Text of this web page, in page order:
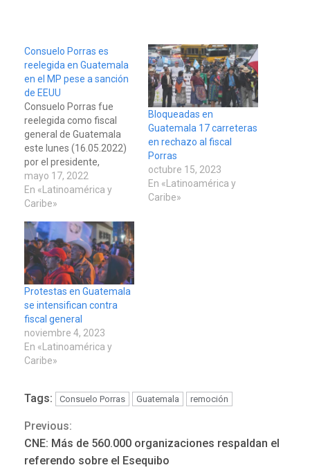
Consuelo Porras es
reelegida en Guatemala
en el MP pese a sanción
de EEUU
Consuelo Porras fue
reelegida como fiscal
general de Guatemala
este lunes (16.05.2022)
por el presidente,
Alejandro Giammattei,
para otros cuatro años
más en el cargo, pese a
Estados Unidos en una
lista de "actores
corruptos". "He tomado
la decisión de nombrar a
la actual fiscal general,…
mayo 17, 2022
En «Latinoamérica y
Caribe»
Bloqueadas en
Guatemala 17 carreteras
en rechazo al fiscal
Porras
octubre 15, 2023
En «Latinoamérica y
Caribe»
Protestas en Guatemala
se intensifican contra
fiscal general
noviembre 4, 2023
En «Latinoamérica y
Caribe»
Tags: Consuelo Porras Guatemala remoción
Continue
Reading
Previous:
CNE: Más de 560.000 organizaciones respaldan el
referendo sobre el Esequibo